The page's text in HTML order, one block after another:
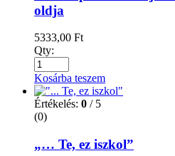
oldja
5333,00 Ft
Qty:
Kosárba teszem
Értékelés: 0 / 5
(0)
„… Te, ez iszkol”